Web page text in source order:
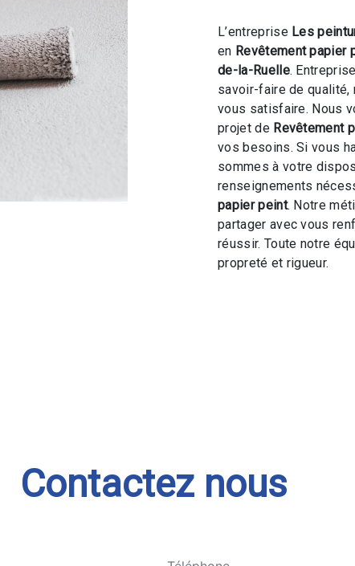
L’entreprise Les
en Revêtement papier
de-la-Ruelle.
savoir-faire de qualité,
vous satisfaire. Nous
projet de Revêtement
vos besoins. Si vous
sommes à votre
renseignements
papier peint. Notre
partager avec vous
réussir. Toute notre
propreté et rigueur.
Contactez nous